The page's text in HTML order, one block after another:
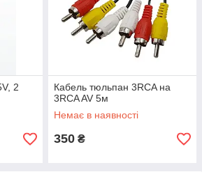
2
Кабель тюльпан 3RCA на
3RCA AV 5м
Немає в наявності
350 ₴